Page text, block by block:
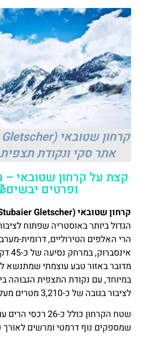
אתר סקי ונקודת
קצת על קרחון שטובאי –
ופרטים
קרחון שטובאי (Stubaier Gletscher)
הגדול ביותר באוסטריה שפתוח
הרי האלפים הטירוליים, דרומית-
אינסברוק, במרחק נסיעה של כ-45 דקות בלבד.
מדובר באזור טבע עוצמתי שמתנשא
במיוחד, עם נקודת התצפית הגבוהה
לציבור בגובה של כ-3,210 מטרים מעל פני הים.
שטח הקרחון כולל כ-26
שמספקים נוף דרמטי ומרשים לאורך